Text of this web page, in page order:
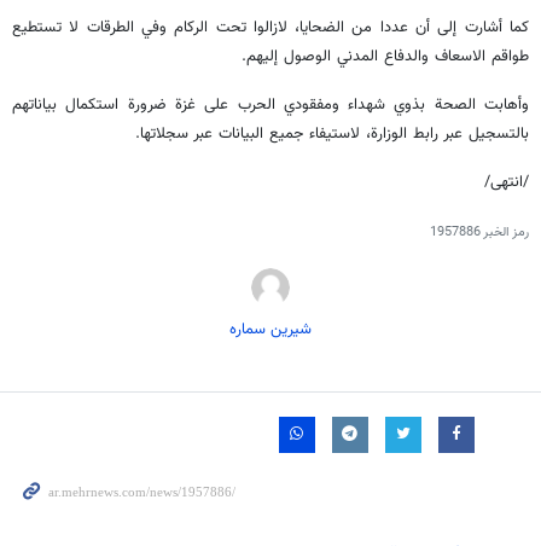
كما أشارت إلى أن عددا من الضحايا، لازالوا تحت الركام وفي الطرقات لا تستطيع
طواقم الاسعاف والدفاع المدني الوصول إليهم.
وأهابت الصحة بذوي شهداء ومفقودي الحرب على غزة ضرورة استكمال بياناتهم
بالتسجيل عبر رابط الوزارة، لاستيفاء جميع البيانات عبر سجلاتها.
/انتهی/
رمز الخبر1957886
شیرین سماره